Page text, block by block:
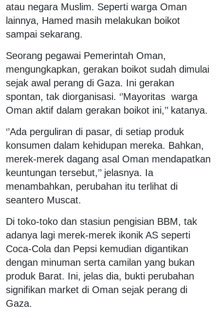
atau negara Muslim. Seperti warga Oman
lainnya, Hamed masih melakukan boikot
sampai sekarang.
Seorang pegawai Pemerintah Oman,
mengungkapkan, gerakan boikot sudah dimulai
sejak awal perang di Gaza. Ini gerakan
spontan, tak diorganisasi. ‘’Mayoritas warga
Oman aktif dalam gerakan boikot ini,’’ katanya.
‘’Ada perguliran di pasar, di setiap produk
konsumen dalam kehidupan mereka. Bahkan,
merek-merek dagang asal Oman mendapatkan
keuntungan tersebut,’’ jelasnya. Ia
menambahkan, perubahan itu terlihat di
seantero Muscat.
Di toko-toko dan stasiun pengisian BBM, tak
adanya lagi merek-merek ikonik AS seperti
Coca-Cola dan Pepsi kemudian digantikan
dengan minuman serta camilan yang bukan
produk Barat. Ini, jelas dia, bukti perubahan
signifikan market di Oman sejak perang di
Gaza.